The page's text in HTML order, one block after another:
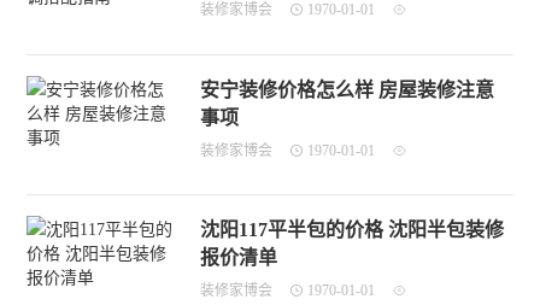
装修家博会 1970-01-01
安宁装修价格怎么样 房屋装修注意
事项
装修家博会 1970-01-01
沈阳117平半包的价格 沈阳半包装修
报价清单
装修家博会 1970-01-01